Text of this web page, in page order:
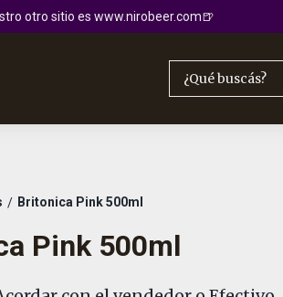
otro sitio es www.nirobeer.com🍺
/ Britonica Pink 500ml
Pink 500ml